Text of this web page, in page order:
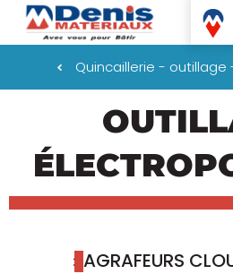
principal
Denis
Quincaillerie -
AGRAFEURS